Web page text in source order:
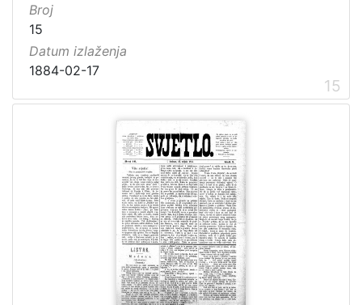
Broj
15
Datum izlaženja
1884-02-17
15